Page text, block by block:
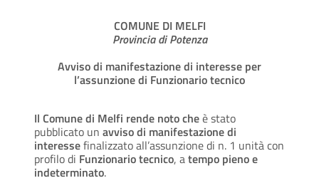
COMUNE DI MELFI
Provincia di Potenza
Avviso di manifestazione di interesse per
l’assunzione di Funzionario tecnico
Il Comune di Melfi rende noto cheè stato
pubblicato un avviso di manifestazione di
interessefinalizzato all’assunzione di n. 1 unità con
profilo di Funzionario tecnico, atempo pieno e
indeterminato.